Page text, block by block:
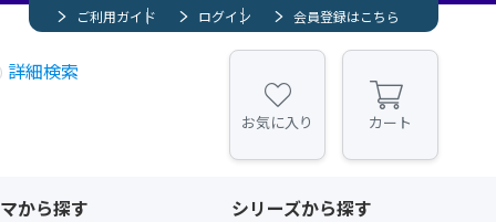
ご利用ガイド ログイン 会員登録はこちら
詳細検索
お気に入り カート
から探す シリーズから探す